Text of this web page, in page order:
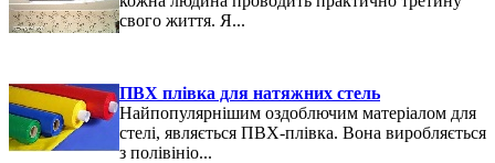
свого життя. Я...
ПВХ плівка для натяжних стель
Найпопулярнішим оздоблючим матеріалом для
стелі, являється ПВХ-плівка. Вона виробляється
з полівініо...